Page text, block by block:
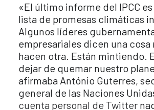
«El último informe del IPCC
lista de promesas climáticas
Algunos líderes
empresariales dicen una cosa
hacen otra. Están mintiendo.
dejar de quemar nuestro
afirmaba António Guterres,
general de las Naciones
cuenta personal de Twitter